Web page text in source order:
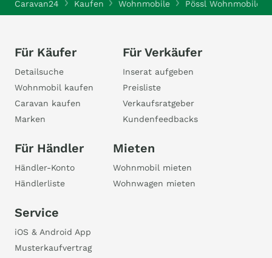
Caravan24 Kaufen Wohnmobile Pössl Wohnmobile
Für Käufer
Detailsuche
Wohnmobil kaufen
Caravan kaufen
Marken
Für Verkäufer
Inserat aufgeben
Preisliste
Verkaufsratgeber
Kundenfeedbacks
Für Händler
Händler-Konto
Händlerliste
Mieten
Wohnmobil mieten
Wohnwagen mieten
Service
iOS & Android App
Musterkaufvertrag